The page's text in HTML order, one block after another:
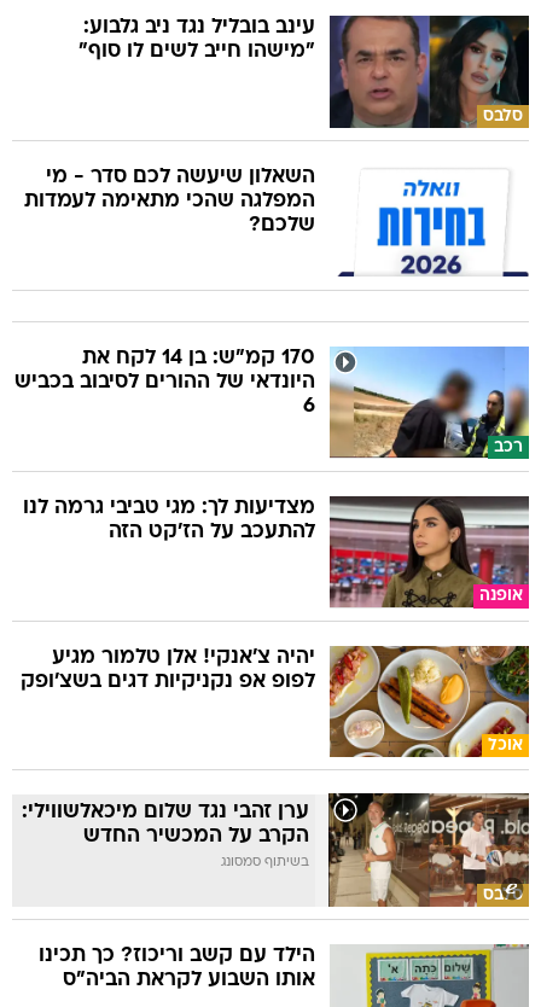
סלבס
עינב בובליל נגד ניב גלבוע:
"מישהו חייב לשים לו סוף"
השאלון שיעשה לכם סדר - מי
המפלגה שהכי מתאימה לעמדות
שלכם?
רכב
170 קמ"ש: בן 14 לקח את
היונדאי של ההורים לסיבוב בכביש
6
אופנה
מצדיעות לך: מגי טביבי גרמה לנו
להתעכב על הז'קט הזה
אוכל
יהיה צ'אנקי! אלן טלמור מגיע
לפופ אפ נקניקיות דגים בשצ'ופק
סלבס
ערן זהבי נגד שלום מיכאלשווילי:
הקרב על המכשיר החדש
בשיתוף סמסונג
הילד עם קשב וריכוז? כך תכינו
אותו השבוע לקראת הביה"ס